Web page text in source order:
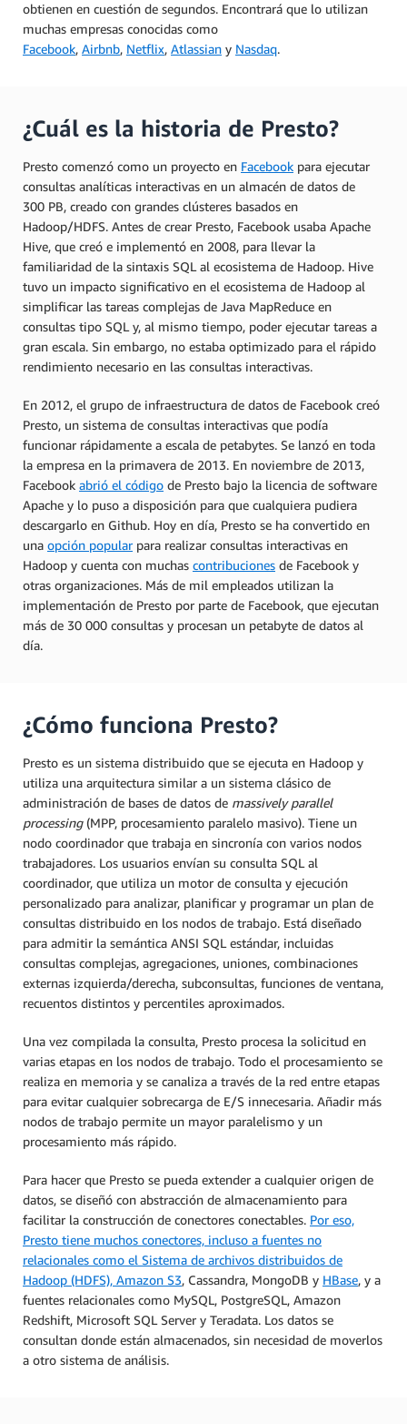
obtienen en cuestión de segundos. Encontrará que lo utilizan
muchas empresas conocidas como
Facebook, Airbnb, Netflix, Atlassian y Nasdaq.
¿Cuál es la historia de Presto?
Presto comenzó como un proyecto en Facebook para ejecutar
consultas analíticas interactivas en un almacén de datos de
300 PB, creado con grandes clústeres basados en
Hadoop/HDFS. Antes de crear Presto, Facebook usaba Apache
Hive, que creó e implementó en 2008, para llevar la
familiaridad de la sintaxis SQL al ecosistema de Hadoop. Hive
tuvo un impacto significativo en el ecosistema de Hadoop al
simplificar las tareas complejas de Java MapReduce en
consultas tipo SQL y, al mismo tiempo, poder ejecutar tareas a
gran escala. Sin embargo, no estaba optimizado para el rápido
rendimiento necesario en las consultas interactivas.
En 2012, el grupo de infraestructura de datos de Facebook creó
Presto, un sistema de consultas interactivas que podía
funcionar rápidamente a escala de petabytes. Se lanzó en toda
la empresa en la primavera de 2013. En noviembre de 2013,
Facebook abrió el código de Presto bajo la licencia de software
Apache y lo puso a disposición para que cualquiera pudiera
descargarlo en Github. Hoy en día, Presto se ha convertido en
una opción popularpara realizar consultas interactivas en
Hadoop y cuenta con muchas contribuciones de Facebook y
otras organizaciones. Más de mil empleados utilizan la
implementación de Presto por parte de Facebook, que ejecutan
más de 30 000 consultas y procesan un petabyte de datos al
día.
¿Cómo funciona Presto?
Presto es un sistema distribuido que se ejecuta en Hadoop y
utiliza una arquitectura similar a un sistema clásico de
administración de bases de datos de massively parallel
processing(MPP, procesamiento paralelo masivo). Tiene un
nodo coordinador que trabaja en sincronía con varios nodos
trabajadores. Los usuarios envían su consulta SQL al
coordinador, que utiliza un motor de consulta y ejecución
personalizado para analizar, planificar y programar un plan de
consultas distribuido en los nodos de trabajo. Está diseñado
para admitir la semántica ANSI SQL estándar, incluidas
consultas complejas, agregaciones, uniones, combinaciones
externas izquierda/derecha, subconsultas, funciones de ventana,
recuentos distintos y percentiles aproximados.
Una vez compilada la consulta, Presto procesa la solicitud en
varias etapas en los nodos de trabajo. Todo el procesamiento se
realiza en memoria y se canaliza a través de la red entre etapas
para evitar cualquier sobrecarga de E/S innecesaria. Añadir más
nodos de trabajo permite un mayor paralelismo y un
procesamiento más rápido.
Para hacer que Presto se pueda extender a cualquier origen de
datos, se diseñó con abstracción de almacenamiento para
facilitar la construcción de conectores conectables. Por eso,
Presto tiene muchos conectores, incluso a fuentes no
relacionales como el Sistema de archivos distribuidos de
Hadoop (HDFS), Amazon S3, Cassandra, MongoDB y HBase, y a
fuentes relacionales como MySQL, PostgreSQL, Amazon
Redshift, Microsoft SQL Server y Teradata. Los datos se
consultan donde están almacenados, sin necesidad de moverlos
a otro sistema de análisis.